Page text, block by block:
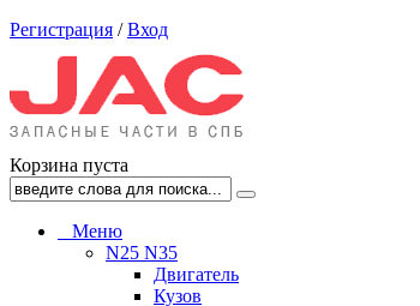
Регистрация /Вход
Корзина пуста
Меню
N25 N35
Двигатель
Кузов